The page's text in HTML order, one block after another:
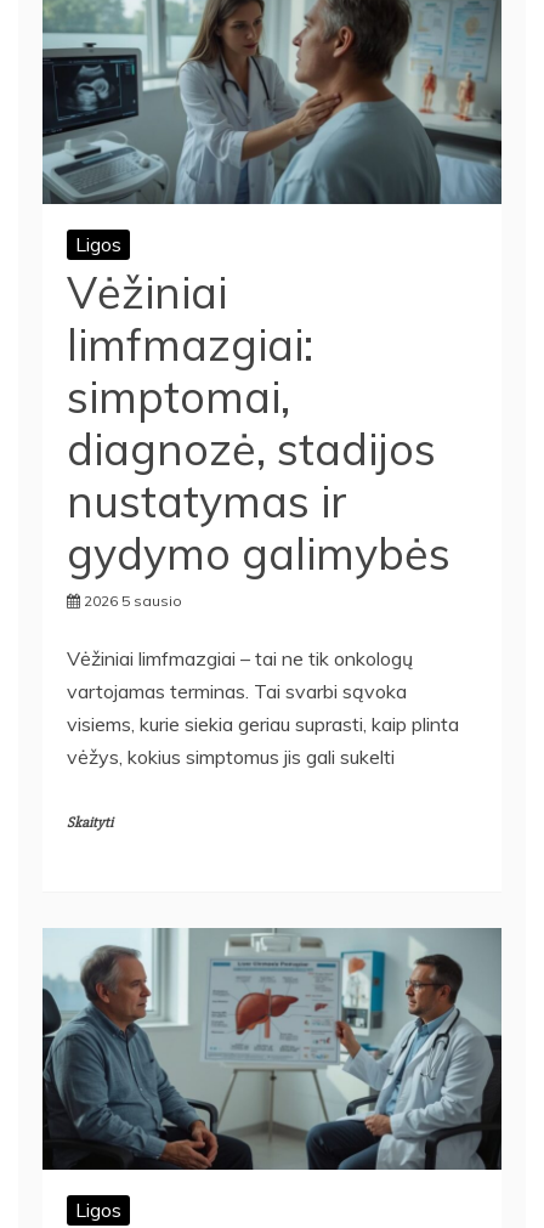
Ligos
Vėžiniai
limfmazgiai:
simptomai,
diagnozė, stadijos
nustatymas ir
gydymo galimybės
2026 5 sausio
Vėžiniai limfmazgiai – tai ne tik onkologų
vartojamas terminas. Tai svarbi sąvoka
visiems, kurie siekia geriau suprasti, kaip plinta
vėžys, kokius simptomus jis gali sukelti
Skaityti
Ligos